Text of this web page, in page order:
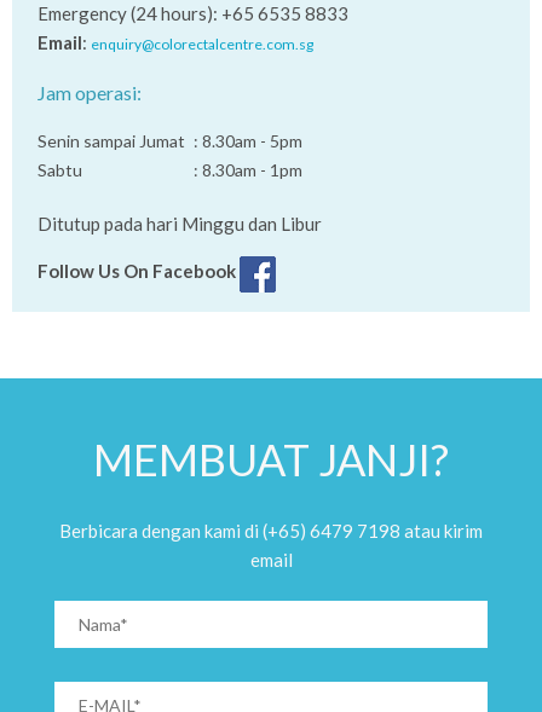
Emergency (24 hours): +65 6535 8833
Email: enquiry@colorectalcentre.com.sg
Jam operasi:
Senin sampai Jumat : 8.30am - 5pm
Sabtu
: 8.30am - 1pm
Ditutup pada hari Minggu dan Libur
Follow Us On Facebook
MEMBUAT JANJI?
Berbicara dengan kami di (+65) 6479 7198 atau kirim
email